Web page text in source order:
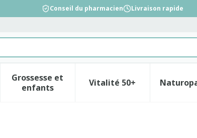
Conseil du pharmacien Livraison rapide
catégorie Beauté, soins et hygiène
sous-menu pour la catégorie Régime,
Grossesse et
enfants
Afficher le sous-menu pour la
Vitalité 50+Afficher le sous-